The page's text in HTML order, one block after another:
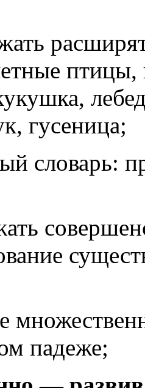
птицы,
гусеница;
словарь:
падеже;